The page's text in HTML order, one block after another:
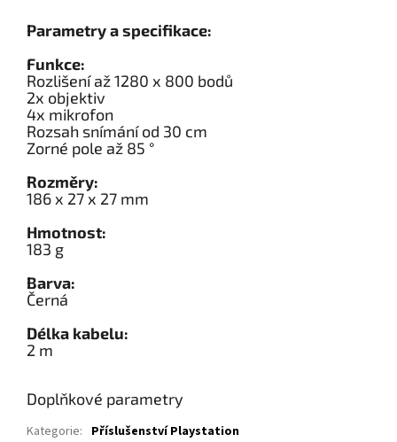
Parametry a specifikace:
Funkce:
Rozlišení až 1280 x 800 bodů
2x objektiv
4x mikrofon
Rozsah snímání od 30 cm
Zorné pole až 85 °
Rozměry:
186 x 27 x 27 mm
Hmotnost:
183 g
Barva:
Černá
Délka kabelu:
2 m
Doplňkové parametry
Kategorie: Příslušenství Playstation